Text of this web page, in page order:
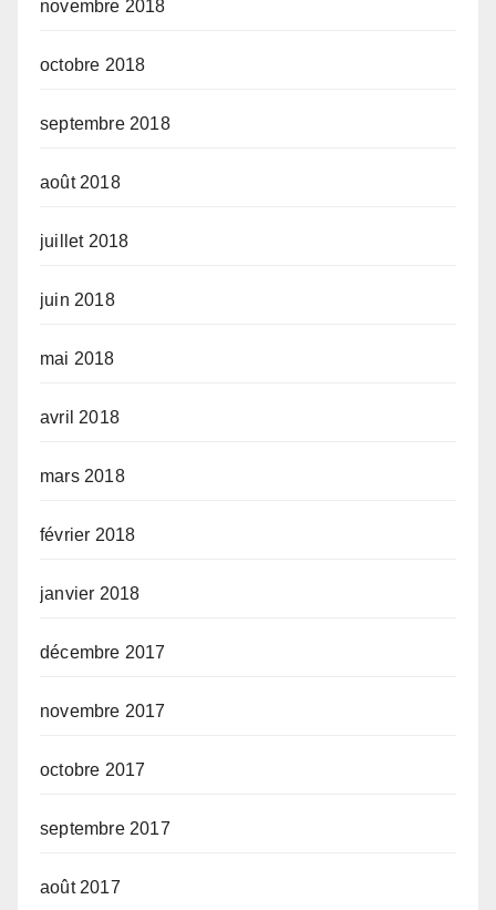
novembre 2018
octobre 2018
septembre 2018
août 2018
juillet 2018
juin 2018
mai 2018
avril 2018
mars 2018
février 2018
janvier 2018
décembre 2017
novembre 2017
octobre 2017
septembre 2017
août 2017